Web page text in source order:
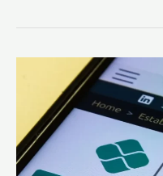
Pix
recorde
supera
140
milhões
de
transações
em
um
dia